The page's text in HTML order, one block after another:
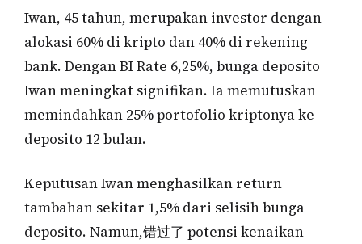
Iwan, 45 tahun, merupakan investor dengan
alokasi 60% di kripto dan 40% di rekening
bank. Dengan BI Rate 6,25%, bunga deposito
Iwan meningkat signifikan. Ia memutuskan
memindahkan 25% portofolio kriptonya ke
deposito 12 bulan.
Keputusan Iwan menghasilkan return
tambahan sekitar 1,5% dari selisih bunga
deposito. Namun,错过了 potensi kenaikan